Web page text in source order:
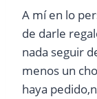
A mí en lo
de darle
nada seguir
menos un
haya